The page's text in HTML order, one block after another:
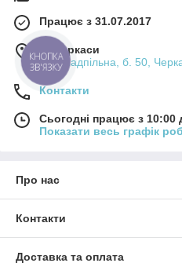
Працює з 31.07.2017
м. Черкаси
вул. Надпільна, б. 50,
Контакти
Сьогодні працює з 10:00
Показати весь графік
Про нас
Контакти
Доставка та оплата
КНОПКА
ЗВ'ЯЗКУ